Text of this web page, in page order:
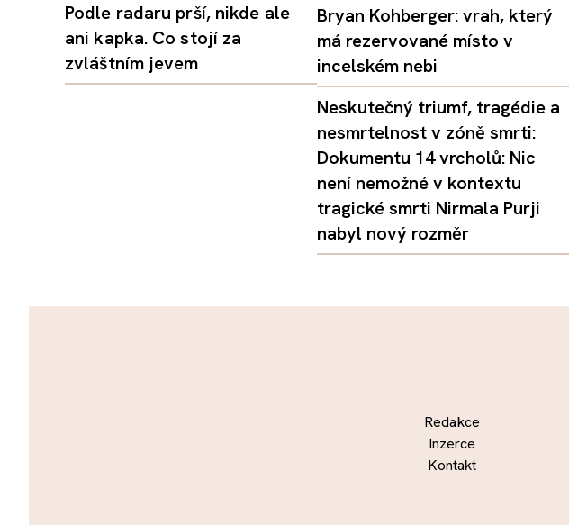
Podle radaru prší, nikde ale
ani kapka. Co stojí za
zvláštním jevem
Bryan Kohberger: vrah, který
má rezervované místo v
incelském nebi
Neskutečný triumf, tragédie a
nesmrtelnost v zóně smrti:
Dokumentu 14 vrcholů: Nic
není nemožné v kontextu
tragické smrti Nirmala Purji
nabyl nový rozměr
Redakce
Inzerce
Kontakt